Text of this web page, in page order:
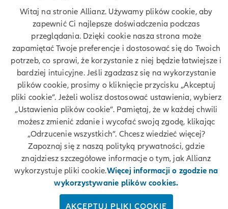
Twoje dane
Polityka prywatności
Polityka cookies
Bezpieczeństwo
Zastrzeżenia prawne
Kontakt
Znajdź agenta Allianz. Znajdź placówkę Allianz
Ubezpieczenia Allianz Krzysztof Gosławski
Witaj na stronie Allianz. Używamy plików cookie, aby
zapewnić Ci najlepsze doświadczenia podczas
przeglądania. Dzięki cookie nasza strona może
zapamiętać Twoje preferencje i dostosować się do Twoich
potrzeb, co sprawi, że korzystanie z niej będzie łatwiejsze i
bardziej intuicyjne. Jeśli zgadzasz się na wykorzystanie
plików cookie, prosimy o kliknięcie przycisku „Akceptuj
pliki cookie”. Jeżeli wolisz dostosować ustawienia, wybierz
„Ustawienia plików cookie”. Pamiętaj, że w każdej chwili
możesz zmienić zdanie i wycofać swoją zgodę, klikając
„Odrzucenie wszystkich”. Chcesz wiedzieć więcej?
Zapoznaj się z naszą polityką prywatności, gdzie
znajdziesz szczegółowe informacje o tym, jak Allianz
wykorzystuje pliki cookie.Więcej informacji o zgodzie na
wykorzystywanie plików cookies.
AKCEPTUJ PLIKI COOKIE